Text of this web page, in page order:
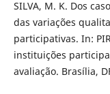
SILVA, M. K. Dos
das variações
participativas. In:
instituições
avaliação. Brasília,